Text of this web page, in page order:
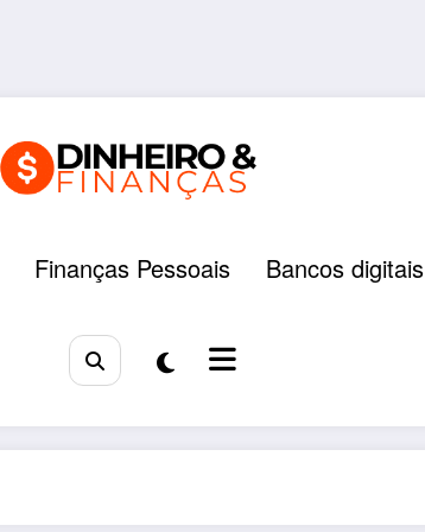
Finanças Pessoais Bancos digitais